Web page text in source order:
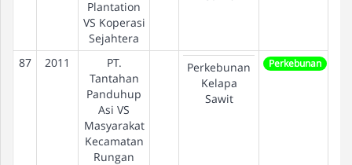
Plantation
VS Koperasi
Sejahtera
87 2011
PT.
Tantahan
Panduhup
Asi VS
Masyarakat
Kecamatan
Rungan
Perkebunan
Kelapa
Sawit
Perkebunan